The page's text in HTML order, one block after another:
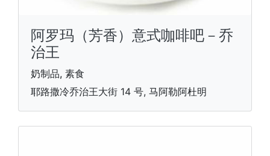
阿罗玛（芳香）意式咖啡吧－乔
治王
奶制品, 素食
耶路撒冷乔治王大街 14 号, 马阿勒阿杜明